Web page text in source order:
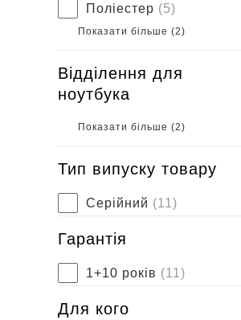
Поліестер (5)
Показати більше (2)
Відділення для
ноутбука
Показати більше (2)
Тип випуску товару
Серійний (11)
Гарантія
1+10 років (11)
Для кого